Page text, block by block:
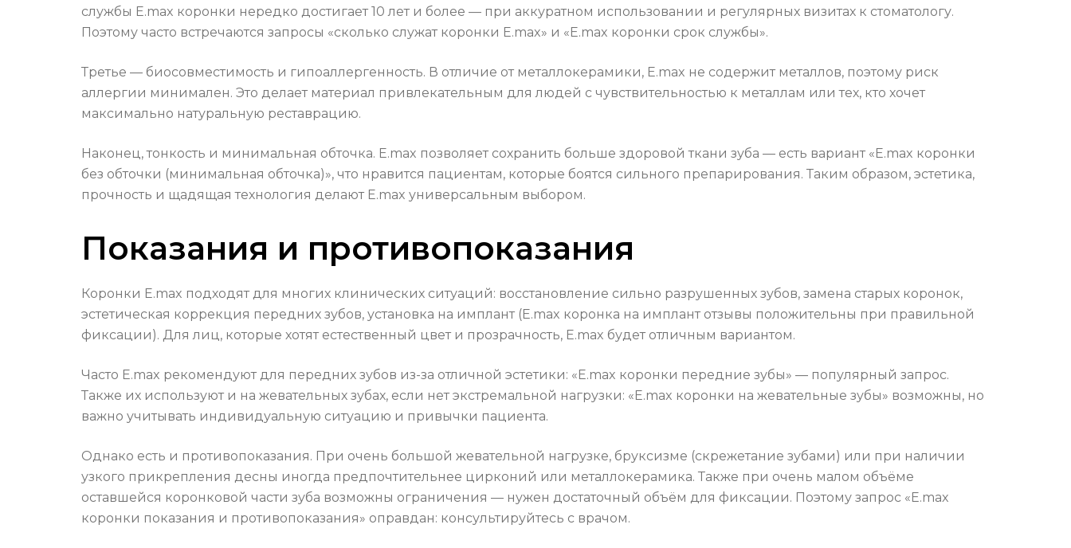
службы E.max коронки нередко достигает 10 лет и более — при аккуратном использовании и регулярных визитах к стоматологу.
Поэтому часто встречаются запросы «сколько служат коронки E.max» и «E.max коронки срок службы».
Третье — биосовместимость и гипоаллергенность. В отличие от металлокерамики, E.max не содержит металлов, поэтому риск
аллергии минимален. Это делает материал привлекательным для людей с чувствительностью к металлам или тех, кто хочет
максимально натуральную реставрацию.
Наконец, тонкость и минимальная обточка. E.max позволяет сохранить больше здоровой ткани зуба — есть вариант «E.max коронки
без обточки (минимальная обточка)», что нравится пациентам, которые боятся сильного препарирования. Таким образом, эстетика,
прочность и щадящая технология делают E.max универсальным выбором.
Показания и противопоказания
Коронки E.max подходят для многих клинических ситуаций: восстановление сильно разрушенных зубов, замена старых коронок,
эстетическая коррекция передних зубов, установка на имплант (E.max коронка на имплант отзывы положительны при правильной
фиксации). Для лиц, которые хотят естественный цвет и прозрачность, E.max будет отличным вариантом.
Часто E.max рекомендуют для передних зубов из-за отличной эстетики: «E.max коронки передние зубы» — популярный запрос.
Также их используют и на жевательных зубах, если нет экстремальной нагрузки: «E.max коронки на жевательные зубы» возможны, но
важно учитывать индивидуальную ситуацию и привычки пациента.
Однако есть и противопоказания. При очень большой жевательной нагрузке, бруксизме (скрежетание зубами) или при наличии
узкого прикрепления десны иногда предпочтительнее цирконий или металлокерамика. Также при очень малом объёме
оставшейся коронковой части зуба возможны ограничения — нужен достаточный объём для фиксации. Поэтому запрос «E.max
коронки показания и противопоказания» оправдан: консультируйтесь с врачом.